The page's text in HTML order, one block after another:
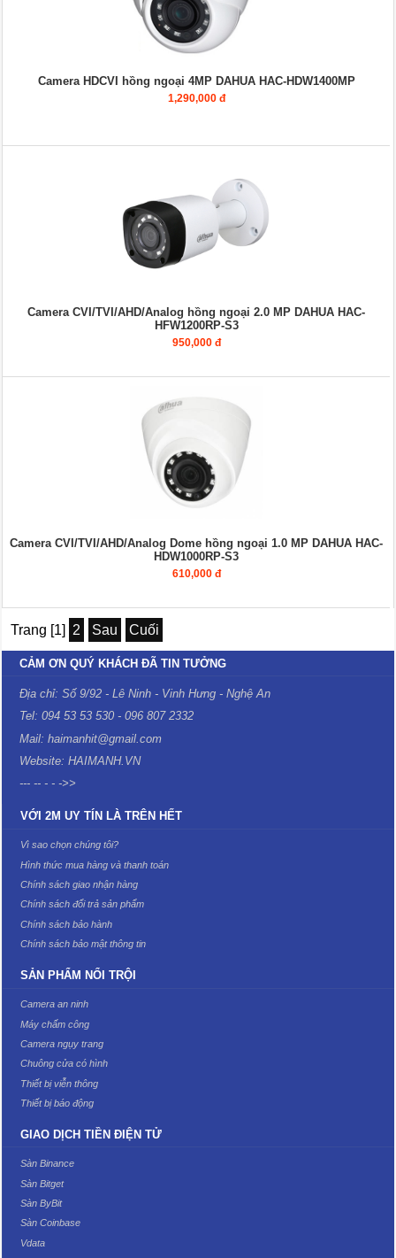
Camera HDCVI hồng ngoại 4MP DAHUA HAC-HDW1400MP
1,290,000 đ
Camera CVI/TVI/AHD/Analog hồng ngoại 2.0 MP DAHUA HAC-
HFW1200RP-S3
950,000 đ
Camera CVI/TVI/AHD/Analog Dome hồng ngoại 1.0 MP DAHUA HAC-
HDW1000RP-S3
610,000 đ
Trang [1] 2 Sau Cuối
CẢM ƠN QUÝ KHÁCH ĐÃ TIN TƯỞNG
Địa chỉ: Số 9/92 - Lê Ninh - Vinh Hưng - Nghệ An
Tel: 094 53 53 530 - 096 807 2332
Mail: haimanhit@gmail.com
Website: HAIMANH.VN
--- -- - - ->>
VỚI 2M UY TÍN LÀ TRÊN HẾT
Vì sao chọn chúng tôi?
Hình thức mua hàng và thanh toán
Chính sách giao nhận hàng
Chính sách đổi trả sản phẩm
Chính sách bảo hành
Chính sách bảo mật thông tin
SẢN PHẨM NỔI TRỘI
Camera an ninh
Máy chấm công
Camera ngụy trang
Chuông cửa có hình
Thiết bị viễn thông
Thiết bị báo động
GIAO DỊCH TIỀN ĐIỆN TỬ
Sàn Binance
Sàn Bitget
Sàn ByBit
Sàn Coinbase
Vdata